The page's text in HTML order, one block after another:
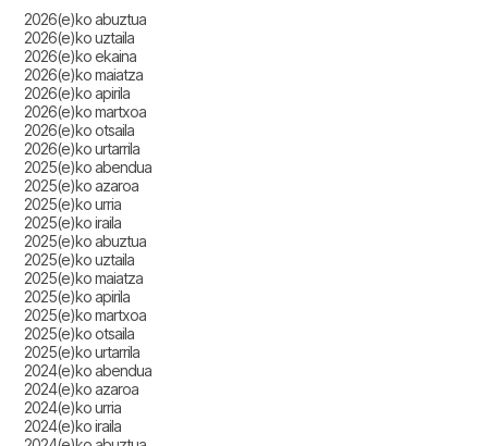
2026(e)ko abuztua
2026(e)ko uztaila
2026(e)ko ekaina
2026(e)ko maiatza
2026(e)ko apirila
2026(e)ko martxoa
2026(e)ko otsaila
2026(e)ko urtarrila
2025(e)ko abendua
2025(e)ko azaroa
2025(e)ko urria
2025(e)ko iraila
2025(e)ko abuztua
2025(e)ko uztaila
2025(e)ko maiatza
2025(e)ko apirila
2025(e)ko martxoa
2025(e)ko otsaila
2025(e)ko urtarrila
2024(e)ko abendua
2024(e)ko azaroa
2024(e)ko urria
2024(e)ko iraila